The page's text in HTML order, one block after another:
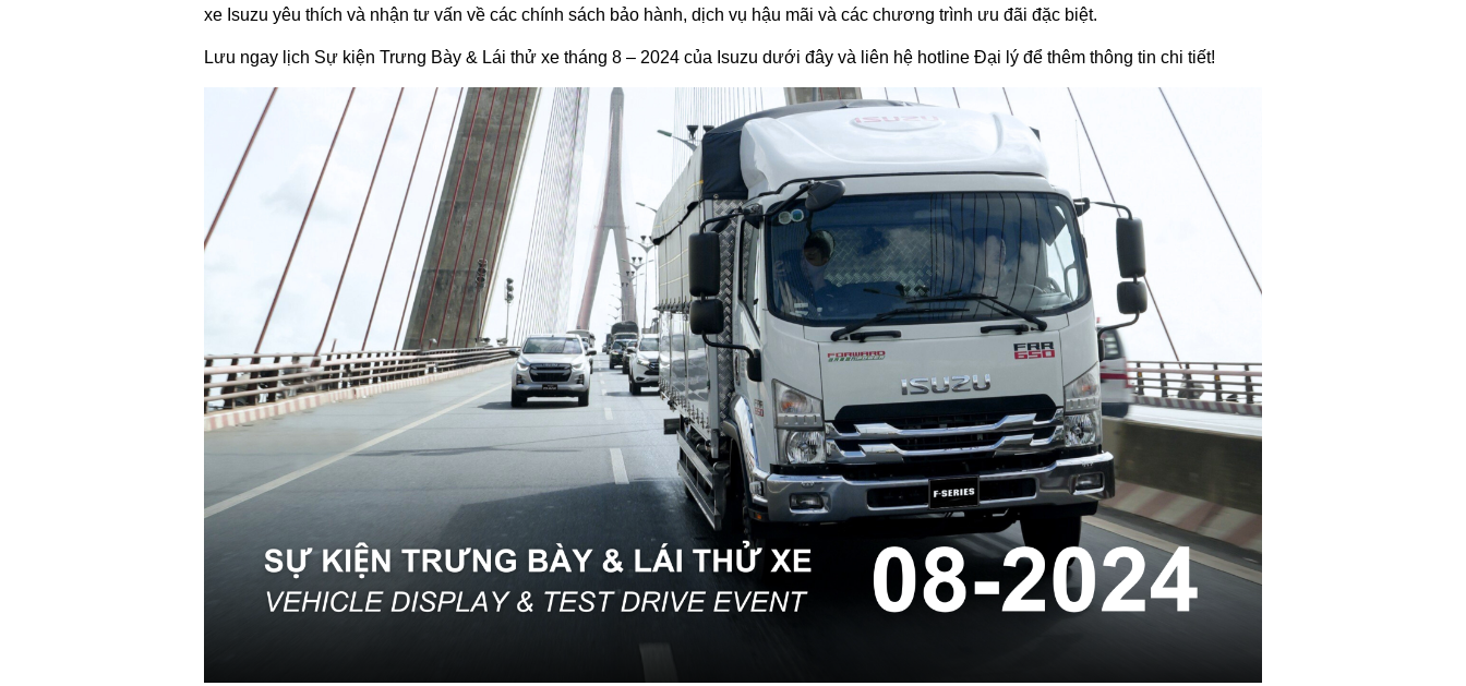
xe Isuzu yêu thích và nhận tư vấn về các chính sách bảo hành, dịch vụ hậu mãi và các chương trình ưu đãi đặc biệt.
Lưu ngay lịch Sự kiện Trưng Bày & Lái thử xe tháng 8 – 2024 của Isuzu dưới đây và liên hệ hotline Đại lý để thêm thông tin chi tiết!